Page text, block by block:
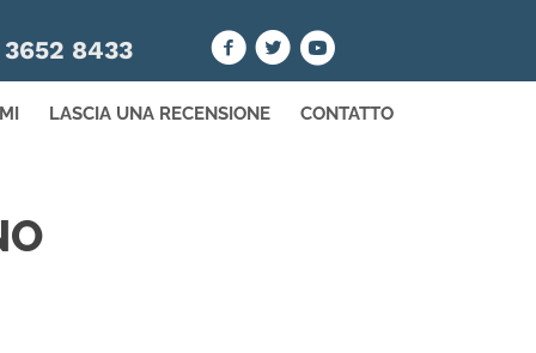
8433
LASCIA UNA RECENSIONE CONTATTO